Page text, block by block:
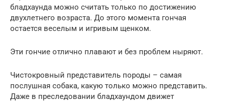
бладхаунда можно считать только по достижению
двухлетнего возраста. До этого момента гончая
остается веселым и игривым щенком.
Эти гончие отлично плавают и без проблем ныряют.
Чистокровный представитель породы – самая
послушная собака, какую только можно представить.
Даже в преследовании бладхаундом движет